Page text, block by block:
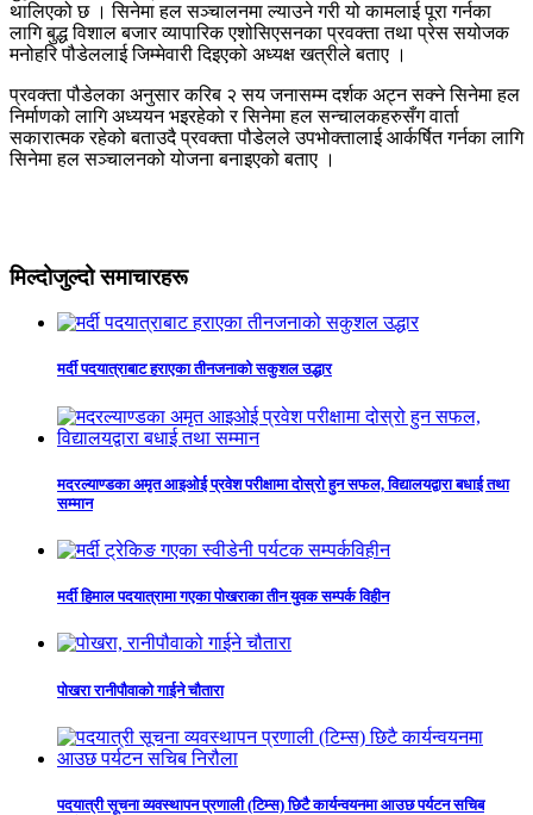
थालिएको छ । सिनेमा हल सञ्चालनमा ल्याउने गरी यो कामलाई पूरा गर्नका
लागि बुद्ध विशाल बजार व्यापारिक एशोसिएसनका प्रवक्ता तथा प्रेस सयोजक
मनोहरि पौडेललाई जिम्मेवारी दिइएको अध्यक्ष खत्रीले बताए ।
प्रवक्ता पौडेलका अनुसार करिब २ सय जनासम्म दर्शक अट्न सक्ने सिनेमा हल
निर्माणको लागि अध्ययन भइरहेको र सिनेमा हल सन्चालकहरुसँग वार्ता
सकारात्मक रहेको बताउदै प्रवक्ता पौडेलले उपभोक्तालाई आर्कर्षित गर्नका लागि
सिनेमा हल सञ्चालनको योजना बनाइएको बताए ।
मिल्दोजुल्दो समाचारहरू
मर्दी पदयात्राबाट हराएका तीनजनाको सकुशल उद्धार
मदरल्याण्डका अमृत आइओई प्रवेश परीक्षामा दोस्रो हुन सफल, विद्यालयद्वारा बधाई तथा
सम्मान
मर्दी हिमाल पदयात्रामा गएका पोखराका तीन युवक सम्पर्क विहीन
पोखरा रानीपौवाको गाईने चौतारा
पदयात्री सूचना व्यवस्थापन प्रणाली (टिम्स) छिटै कार्यन्वयनमा आउछ पर्यटन सचिब